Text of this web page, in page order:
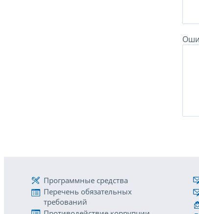
Программные средства
Перечень обязательных
требований